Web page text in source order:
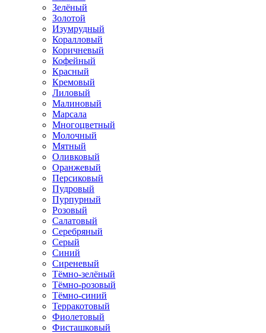
Зелёный
Золотой
Изумрудный
Коралловый
Коричневый
Кофейный
Красный
Кремовый
Лиловый
Малиновый
Марсала
Многоцветный
Молочный
Мятный
Оливковый
Оранжевый
Персиковый
Пудровый
Пурпурный
Розовый
Салатовый
Серебряный
Серый
Синий
Сиреневый
Тёмно-зелёный
Тёмно-розовый
Тёмно-синий
Терракотовый
Фиолетовый
Фисташковый